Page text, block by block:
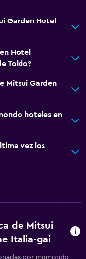
Garden Hotel
Hotel
Tokio?
Mitsui Garden
hoteles en
vez los
de Mitsui
Italia-gai
por momondo